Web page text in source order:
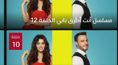
مسلسل أنت أطرق بابي الحلقة 12
حلقة
10